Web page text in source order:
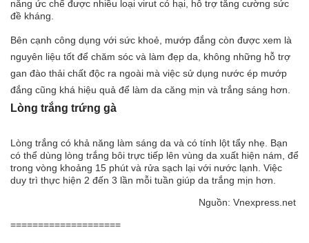
năng ức chế được nhiều loại virut có hại, hỗ trợ tăng cường sức
đề kháng.
Bên cạnh công dụng với sức khoẻ, mướp đắng còn được xem là
nguyên liệu tốt để chăm sóc và làm đẹp da, không những hỗ trợ
gan đào thải chất độc ra ngoài mà việc sử dụng nước ép mướp
đắng cũng khá hiệu quả để làm da căng mịn và trắng sáng hơn.
Lòng trắng trứng gà
Lòng trắng có khả năng làm sáng da và có tính lột tẩy nhẹ. Bạn
có thể dùng lòng trắng bôi trực tiếp lên vùng da xuất hiện nám, để
trong vòng khoảng 15 phút và rửa sạch lại với nước lạnh. Việc
duy trì thực hiện 2 đến 3 lần mỗi tuần giúp da trắng mịn hơn.
Nguồn: Vnexpress.net
====================